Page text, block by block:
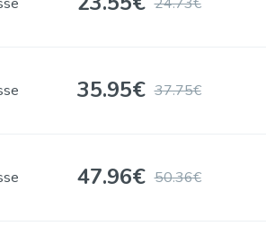
35.95€ 37.75€
47.96€ 50.36€